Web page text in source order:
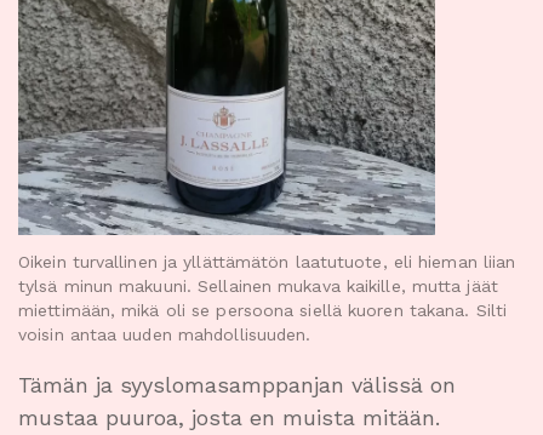
Oikein turvallinen ja yllättämätön laatutuote, eli hieman liian
tylsä minun makuuni. Sellainen mukava kaikille, mutta jäät
miettimään, mikä oli se persoona siellä kuoren takana. Silti
voisin antaa uuden mahdollisuuden.
Tämän ja syyslomasamppanjan välissä on
mustaa puuroa, josta en muista mitään.